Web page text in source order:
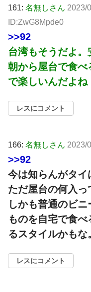
161: 名無しさん 2023/
ID:ZwG8Mpde0
>>92
台湾もそうだよ
朝から屋台で食
で楽しいんだよね
レスにコメント
166: 名無しさん 2023/
>>92
今は知らんがタイ
ただ屋台の何入
しかも普通のビ
ものを自宅で食
るスタイルかも
レスにコメント